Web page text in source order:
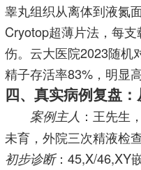
睾丸组织从离体到液氮
Cryotop超薄片法，每
伤。云大医院2023随机
精子存活率83%，明显
四、真实病例复盘
案例主人 ：王先生
未育，外院三次精液检
初步诊断：45,X/46,XY